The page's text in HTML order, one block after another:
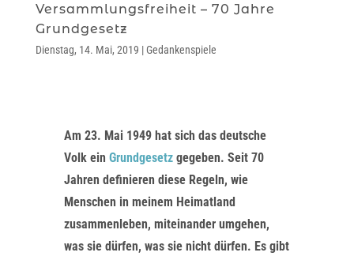
Versammlungsfreiheit – 70 Jahre
Grundgesetz
Dienstag, 14. Mai, 2019 |Gedankenspiele
Am 23. Mai 1949 hat sich das deutsche
Volk ein Grundgesetzgegeben. Seit 70
Jahren definieren diese Regeln, wie
Menschen in meinem Heimatland
zusammenleben, miteinander umgehen,
was sie dürfen, was sie nicht dürfen. Es gibt